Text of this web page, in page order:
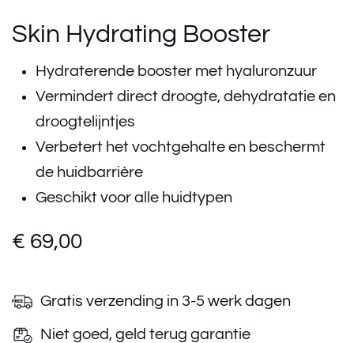
Skin Hydrating Booster
Hydraterende booster met hyaluronzuur
Vermindert direct droogte, dehydratatie en
droogtelijntjes
Verbetert het vochtgehalte en beschermt
de huidbarrière
Geschikt voor alle huidtypen
€ 69,00
Gratis verzending in 3-5 werk dagen
Niet goed, geld terug garantie